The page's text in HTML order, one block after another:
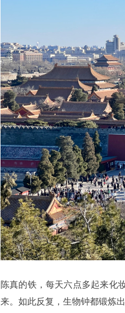
陈真的铁，每天六点多起来化
来。如此反复，生物钟都锻炼